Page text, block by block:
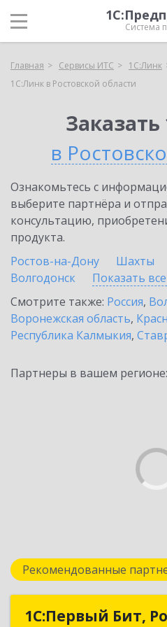
Система
Главная Сервисы ИТС
1С:Линк
1С:Линк в Ростовской области
в
Ознакомьтесь с
выберите партнёра и
консультацию,
продукта.
Ростов-на-Дону
Шахты
Волгодонск
Показать
Смотрите также: Россия,
Воронежская область,
Республика Калмыкия,
Партнеры в вашем регионе:
Рекомендованные
1С:Первый Бит,
1С:Первый Бит,